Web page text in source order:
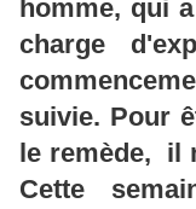
homme, qui
charge
suivie. Pour
le remède, il
Cette